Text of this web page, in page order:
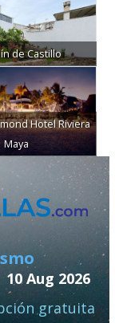
de Castillo
Hotel Riviera
Maya
10 Aug 2026
gratuita